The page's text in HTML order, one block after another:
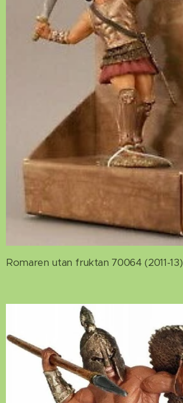
Romaren utan fruktan 70064 (2011-13)